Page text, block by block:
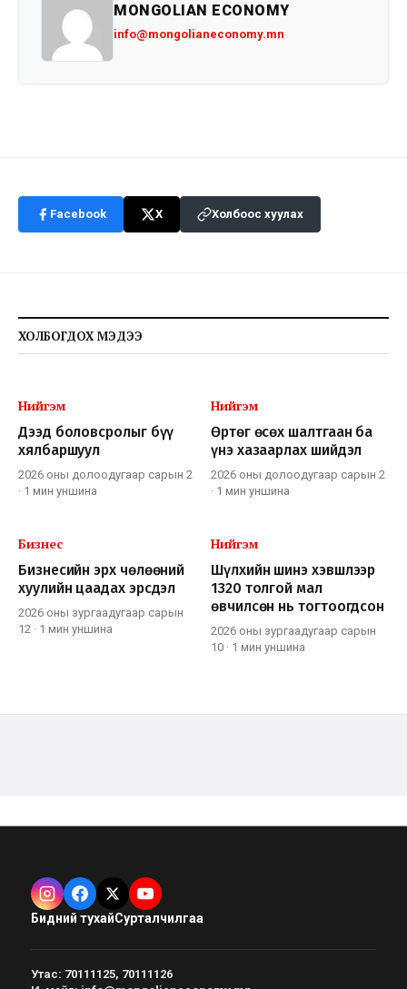
MONGOLIAN ECONOMY
info@mongolianeconomy.mn
Facebook X Холбоос хуулах
ХОЛБОГДОХ МЭДЭЭ
Нийгэм
Дээд боловсролыг бүү
хялбаршуул
2026 оны долоодугаар сарын 2
· 1 мин уншина
Нийгэм
Өртөг өсөх шалтгаан ба
үнэ хазаарлах шийдэл
2026 оны долоодугаар сарын 2
· 1 мин уншина
Бизнес
Бизнесийн эрх чөлөөний
хуулийн цаадах эрсдэл
2026 оны зургаадугаар сарын
12 · 1 мин уншина
Нийгэм
Шүлхийн шинэ хэвшлээр
1320 толгой мал
өвчилсөн нь тогтоогдсон
2026 оны зургаадугаар сарын
10 · 1 мин уншина
Бидний тухайСурталчилгаа
Утас: 70111125, 70111126